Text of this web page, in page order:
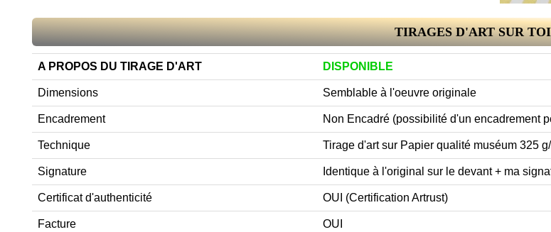
TIRAGES D'ART SUR
A PROPOS DU TIRAGE D'ART DISPONIBLE
Dimensions Semblable à l'oeuvre originale
Encadrement Non Encadré (possibilité d'un encadrement
Technique Tirage d'art sur Papier qualité muséum 325
Signature Identique à l'original sur le devant + ma
Certificat d'authenticité OUI (Certification Artrust)
Facture OUI